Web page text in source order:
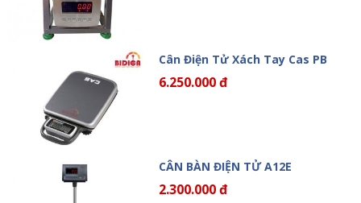
Cân Điện Tử Xách Tay Cas PB
6.250.000 đ
CÂN BÀN ĐIỆN TỬ A12E
2.300.000 đ